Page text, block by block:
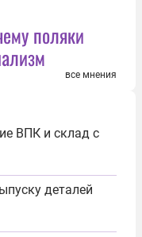
поляки
все мнения
ВПК и склад с
деталей